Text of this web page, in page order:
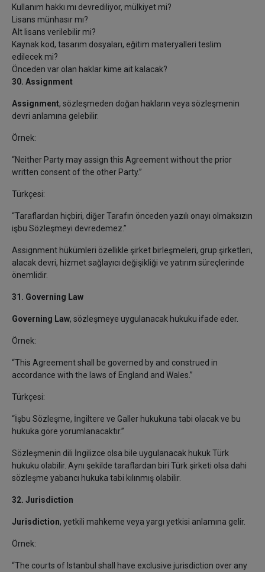
Kullanım hakkı mı devrediliyor, mülkiyet mi?
Lisans münhasır mı?
Alt lisans verilebilir mi?
Kaynak kod, tasarım dosyaları, eğitim materyalleri teslim
edilecek mi?
Önceden var olan haklar kime ait kalacak?
30. Assignment
Assignment, sözleşmeden doğan hakların veya sözleşmenin
devri anlamına gelebilir.
Örnek:
“Neither Party may assign this Agreement without the prior
written consent of the other Party.”
Türkçesi:
“Taraflardan hiçbiri, diğer Tarafın önceden yazılı onayı olmaksızın
işbu Sözleşmeyi devredemez.”
Assignment hükümleri özellikle şirket birleşmeleri, grup şirketleri,
alacak devri, hizmet sağlayıcı değişikliği ve yatırım süreçlerinde
önemlidir.
31. Governing Law
Governing Law, sözleşmeye uygulanacak hukuku ifade eder.
Örnek:
“This Agreement shall be governed by and construed in
accordance with the laws of England and Wales.”
Türkçesi:
“İşbu Sözleşme, İngiltere ve Galler hukukuna tabi olacak ve bu
hukuka göre yorumlanacaktır.”
Sözleşmenin dili İngilizce olsa bile uygulanacak hukuk Türk
hukuku olabilir. Aynı şekilde taraflardan biri Türk şirketi olsa dahi
sözleşme yabancı hukuka tabi kılınmış olabilir.
32. Jurisdiction
Jurisdiction, yetkili mahkeme veya yargı yetkisi anlamına gelir.
Örnek:
“The courts of Istanbul shall have exclusive jurisdiction over any